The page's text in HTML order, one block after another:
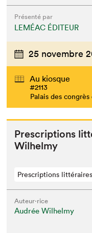
Présenté par
LEMÉAC ÉDITEUR
25 novembre
Au kiosque
#2113
Palais des
Pre­scrip­tions
Wilhelmy
Prescriptions littéraires
Auteur·rice
Audrée Wilhelmy